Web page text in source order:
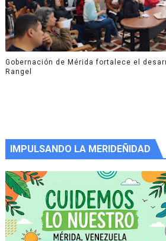
Gobernación de Mérida fortalece el
Rangel
IMPULSANDO LA MERIDEÑIDAD